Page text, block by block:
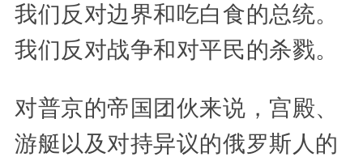
我们反对边界和吃白食的总统。
我们反对战争和对平民的杀戮。
对普京的帝国团伙来说，宫殿、
游艇以及对持异议的俄罗斯人的